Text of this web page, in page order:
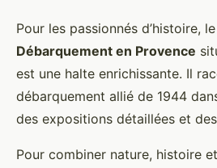
Pour les passionnés d’histoire, le
Débarquement en Provence
est une halte enrichissante. Il
débarquement allié de 1944
des expositions détaillées et
Pour combiner nature, histoire